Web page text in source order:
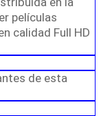
películas
calidad Full HD
de esta